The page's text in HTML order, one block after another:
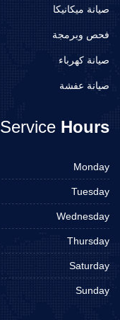
صيانة ميكانيكا
فحص وبرمجة
صيانة كهرباء
صيانة عفشة
Service Hours
Monday
Tuesday
Wednesday
Thursday
Saturday
Sunday